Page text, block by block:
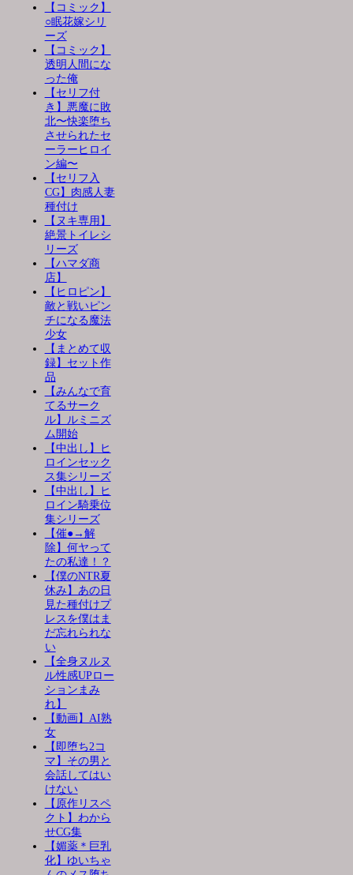
【コミック】
○眠花嫁シリ
ーズ
【コミック】
透明人間にな
った俺
【セリフ付
き】悪魔に敗
北〜快楽堕ち
させられたセ
ーラーヒロイ
ン編〜
【セリフ入
CG】肉感人妻
種付け
【ヌキ専用】
絶景トイレシ
リーズ
【ハマダ商
店】
【ヒロピン】
敵と戦いピン
チになる魔法
少女
【まとめて収
録】セット作
品
【みんなで育
てるサーク
ル】ルミニズ
ム開始
【中出し】ヒ
ロインセック
ス集シリーズ
【中出し】ヒ
ロイン騎乗位
集シリーズ
【催●→解
除】何ヤって
たの私達！？
【僕のNTR夏
休み】あの日
見た種付けプ
レスを僕はま
だ忘れられな
い
【全身ヌルヌ
ル性感UPロー
ションまみ
れ】
【動画】AI熟
女
【即堕ち2コ
マ】その男と
会話してはい
けない
【原作リスペ
クト】わから
せCG集
【媚薬＊巨乳
化】ゆいちゃ